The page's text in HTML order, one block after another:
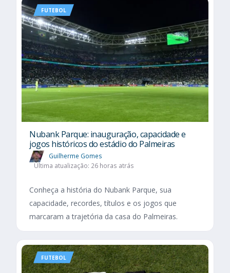
FUTEBOL
Nubank Parque: inauguração, capacidade e
jogos históricos do estádio do Palmeiras
Guilherme Gomes
Última atualização: 26 horas atrás
Conheça a história do Nubank Parque, sua
capacidade, recordes, títulos e os jogos que
marcaram a trajetória da casa do Palmeiras.
FUTEBOL